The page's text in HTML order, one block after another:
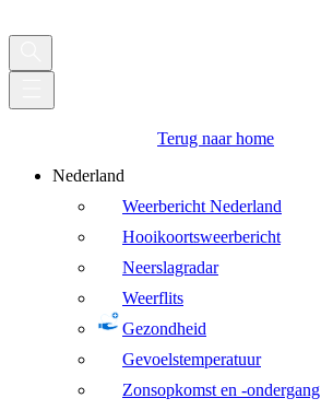
Terug naar home
Nederland
Weerbericht Nederland
Hooikoortsweerbericht
Neerslagradar
Weerflits
Gezondheid
Gevoelstemperatuur
Zonsopkomst en -ondergang